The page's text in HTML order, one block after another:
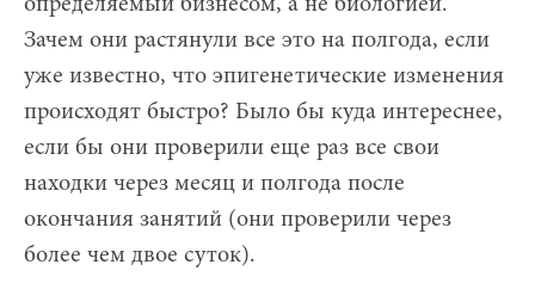
Зачем они растянули все это на полгода, если
уже известно, что эпигенетические изменения
происходят быстро? Было бы куда интереснее,
если бы они проверили еще раз все свои
находки через месяц и полгода после
окончания занятий (они проверили через
более чем двое суток).